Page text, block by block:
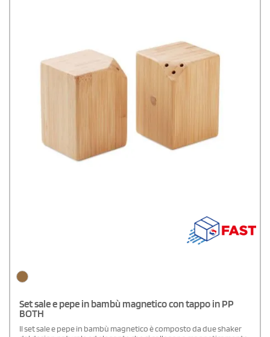
Set sale e pepe in bambù magnetico con tappo in PP
BOTH
Il set sale e pepe in bambù magnetico è composto da due shaker